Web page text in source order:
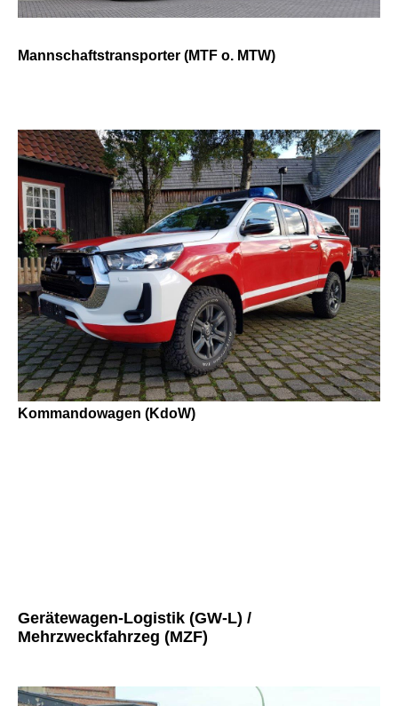
Mannschaftstransporter (MTF o. MTW)
Kommandowagen (KdoW)
Gerätewagen-Logistik (GW-L) /
Mehrzweckfahrzeg (MZF)